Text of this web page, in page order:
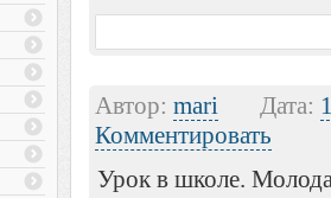
Автор: mari Дата:
Комментировать
Урок в школе.